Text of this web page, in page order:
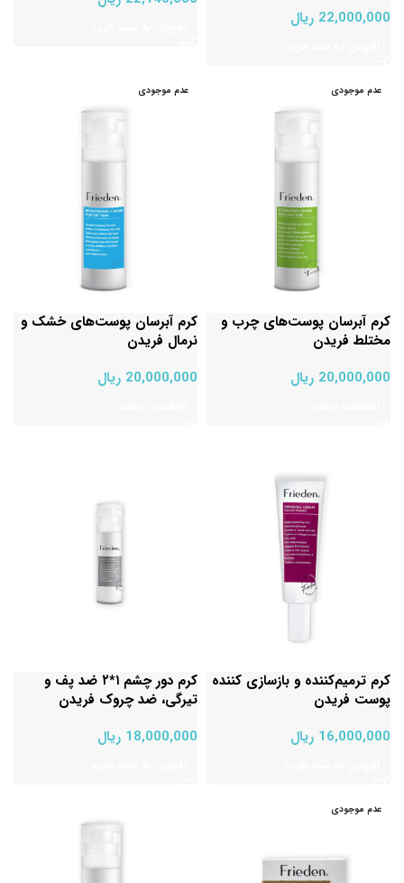
22,000,000 ریال
عدم موجودی
کرم آبرسان پوست‌های چرب و
مختلط فریدن
20,000,000 ریال
عدم موجودی
کرم آبرسان پوست‌های خشک و
نرمال فریدن
20,000,000 ریال
کرم ترمیم‌کننده و بازسازی کننده
پوست فریدن
16,000,000 ریال
کرم دور چشم ۱*۲ ضد پف و
تیرگی، ضد چروک فریدن
18,000,000 ریال
عدم موجودی